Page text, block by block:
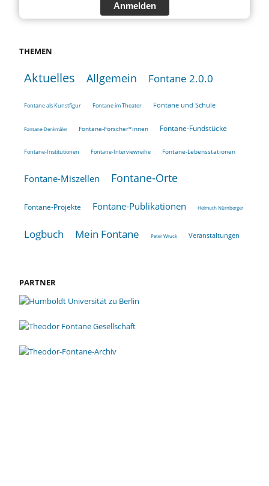
Anmelden
THEMEN
Aktuelles Allgemein Fontane 2.0.0
Fontane als Kunstfigur Fontane im Theater Fontane und Schule
Fontane-Denkmäler Fontane-Forscher*innen Fontane-Fundstücke
Fontane-Institutionen Fontane-Interviewreihe Fontane-Lebensstationen
Fontane-Miszellen Fontane-Orte
Fontane-Projekte Fontane-Publikationen Helmuth Nürnberger
Logbuch Mein Fontane Peter Wruck Veranstaltungen
PARTNER